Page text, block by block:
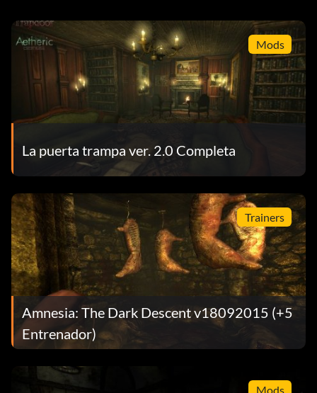
Mods
La puerta trampa ver. 2.0 Completa
Trainers
Amnesia: The Dark Descent v18092015 (+5
Entrenador)
Mods